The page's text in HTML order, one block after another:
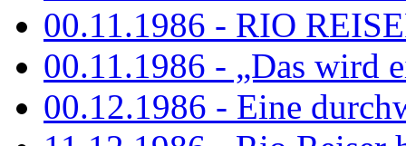
00.11.1986 - RIO
00.11.1986 - „Das wird
00.12.1986 - Eine